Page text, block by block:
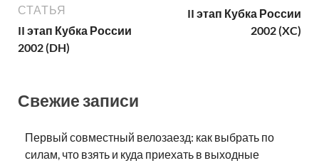
СТАТЬЯ
II этап Кубка России
2002 (DH)
II этап Кубка России
2002 (XC)
Свежие записи
Первый совместный велозаезд: как выбрать по
силам, что взять и куда приехать в выходные